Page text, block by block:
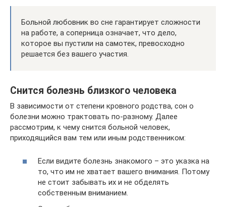
Больной любовник во сне гарантирует сложности
на работе, а соперница означает, что дело,
которое вы пустили на самотек, превосходно
решается без вашего участия.
Снится болезнь близкого человека
В зависимости от степени кровного родства, сон о
болезни можно трактовать по-разному. Далее
рассмотрим, к чему снится больной человек,
приходящийся вам тем или иным родственником:
Если видите болезнь знакомого – это указка на
то, что им не хватает вашего внимания. Потому
не стоит забывать их и не обделять
собственным вниманием.